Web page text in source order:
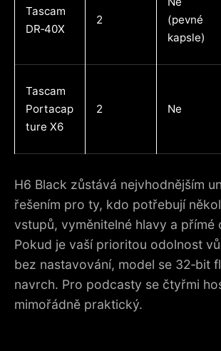
Tascam
DR‑40X
2
(pevné
kapsle)
Tascam
Portacap
ture X6
2 Ne
H6 Black zůstává nejvhodnějším
řešením pro ty, kdo potřebují
vstupů, vyměnitelné hlavy a přímé
Pokud je vaší prioritou odolnost
bez nastavování, model se 32‑bit
navrch. Pro podcasty se čtyřmi
mimořádně praktický.